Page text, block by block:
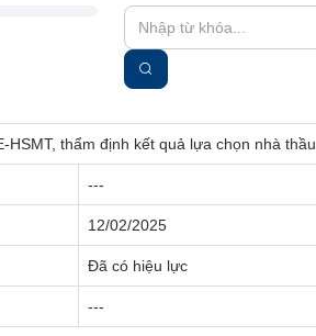
thẩm định kết quả lựa chọn nhà thầu
---
12/02/2025
Đã có hiệu lực
---